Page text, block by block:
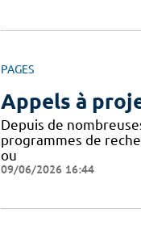
PAGES
Appels à
Depuis de
programmes de
ou
09/06/2026 16:44